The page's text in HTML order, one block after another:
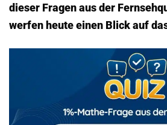
dieser Fragen aus der
werfen heute einen Blick auf